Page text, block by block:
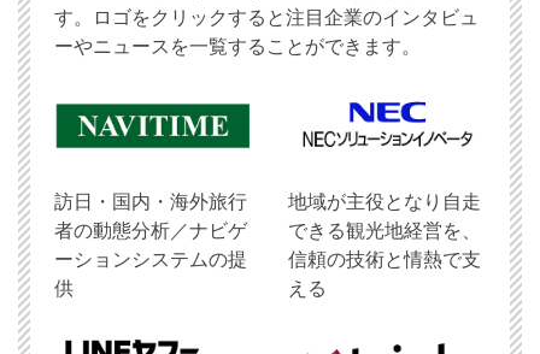
す。ロゴをクリックすると注目企業のインタビュ
ーやニュースを一覧することができます。
訪日・国内・海外旅行
者の動態分析／ナビゲ
ーションシステムの提
供
地域が主役となり自走
できる観光地経営を、
信頼の技術と情熱で支
える